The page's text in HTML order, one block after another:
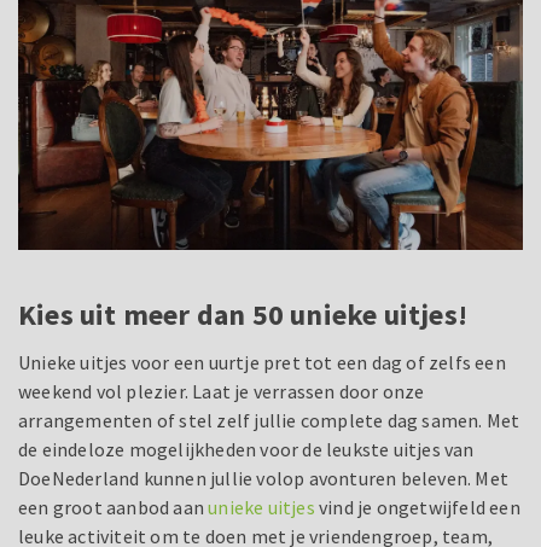
Kies uit meer dan 50 unieke uitjes!
Unieke uitjes voor een uurtje pret tot een dag of zelfs een
weekend vol plezier. Laat je verrassen door onze
arrangementen of stel zelf jullie complete dag samen. Met
de eindeloze mogelijkheden voor de leukste uitjes van
DoeNederland kunnen jullie volop avonturen beleven. Met
een groot aanbod aanunieke uitjes vind je ongetwijfeld een
leuke activiteit om te doen met je vriendengroep, team,